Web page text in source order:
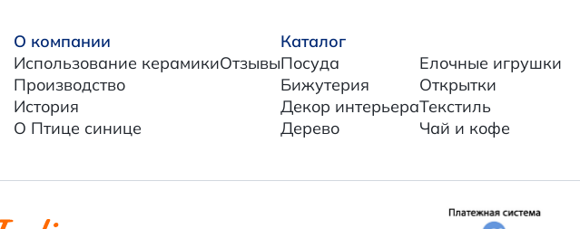
О компании
Использование керамики
Производство
История
О Птице синице
Отзывы
Каталог
Посуда
Бижутерия
Декор интерьера
Дерево
Елочные игрушки
Открытки
Текстиль
Чай и кофе